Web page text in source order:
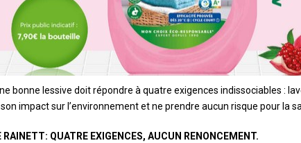
bonne lessive doit répondre à quatre exigences indissociables :
impact sur l’environnement et ne prendre aucun risque pour la
RAINETT: QUATRE EXIGENCES, AUCUN RENONCEMENT.